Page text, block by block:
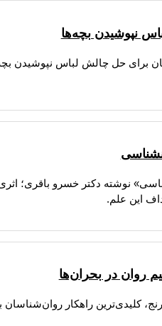
نپوشیدن بچه‌ها
برای حل چالش لباس نپوشیدن
نوشته دکتر خسرو باقری؛ اثری
این علم.
روان در بحران‌ها
رنج، کلیدی‌ترین راهکار